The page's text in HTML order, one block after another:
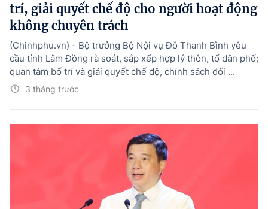
trí, giải quyết chế độ cho người hoạt động
không chuyên trách
3 tháng trước
(Chinhphu.vn) - Bộ trưởng Bộ Nội vụ Đỗ Thanh Bình yêu
cầu tỉnh Lâm Đồng rà soát, sắp xếp hợp lý thôn, tổ dân phố;
quan tâm bố trí và giải quyết chế độ, chính sách đối ...